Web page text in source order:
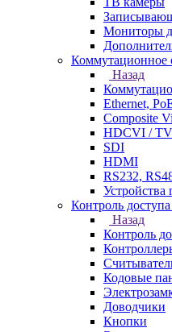
Мониторы
Коммутационное
Назад
Ethernet,
Composite
HDCVI /
SDI
HDMI
RS232,
Устройства
Контроль доступа
Назад
Контроль
Кодовые
Доводчики
Кнопки